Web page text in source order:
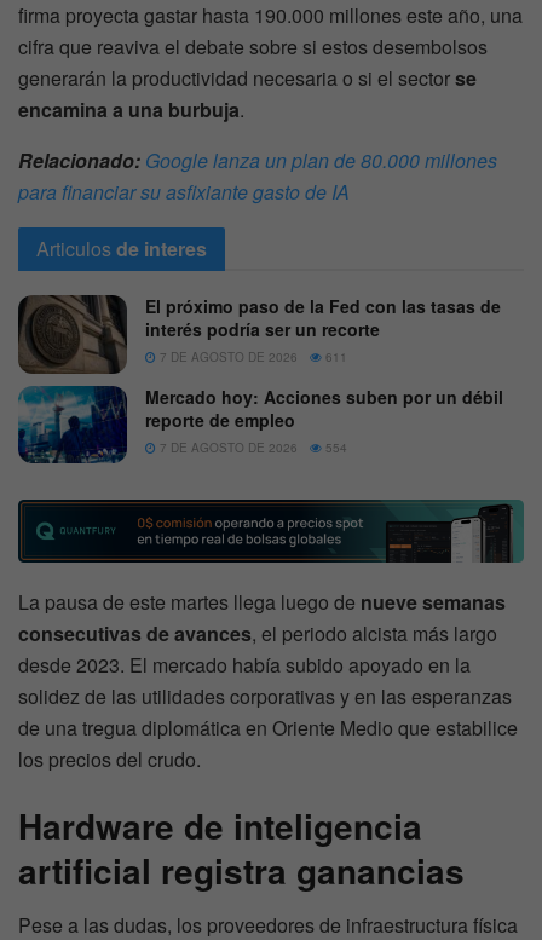
firma proyecta gastar hasta 190.000 millones este año, una
cifra que reaviva el debate sobre si estos desembolsos
generarán la productividad necesaria o si el sectorse
encamina a una burbuja.
Relacionado: Google lanza un plan de 80.000 millones
para financiar su asfixiante gasto de IA
Articulosde interes
El próximo paso de la Fed con las tasas de
interés podría ser un recorte
7 DE AGOSTO DE 2026 611
Mercado hoy: Acciones suben por un débil
reporte de empleo
7 DE AGOSTO DE 2026 554
La pausa de este martes llega luego de nueve semanas
consecutivas de avances, el periodo alcista más largo
desde 2023. El mercado había subido apoyado en la
solidez de las utilidades corporativas y en las esperanzas
de una tregua diplomática en Oriente Medio que estabilice
los precios del crudo.
Hardware de inteligencia
artificial registra ganancias
Pese a las dudas, los proveedores de infraestructura física